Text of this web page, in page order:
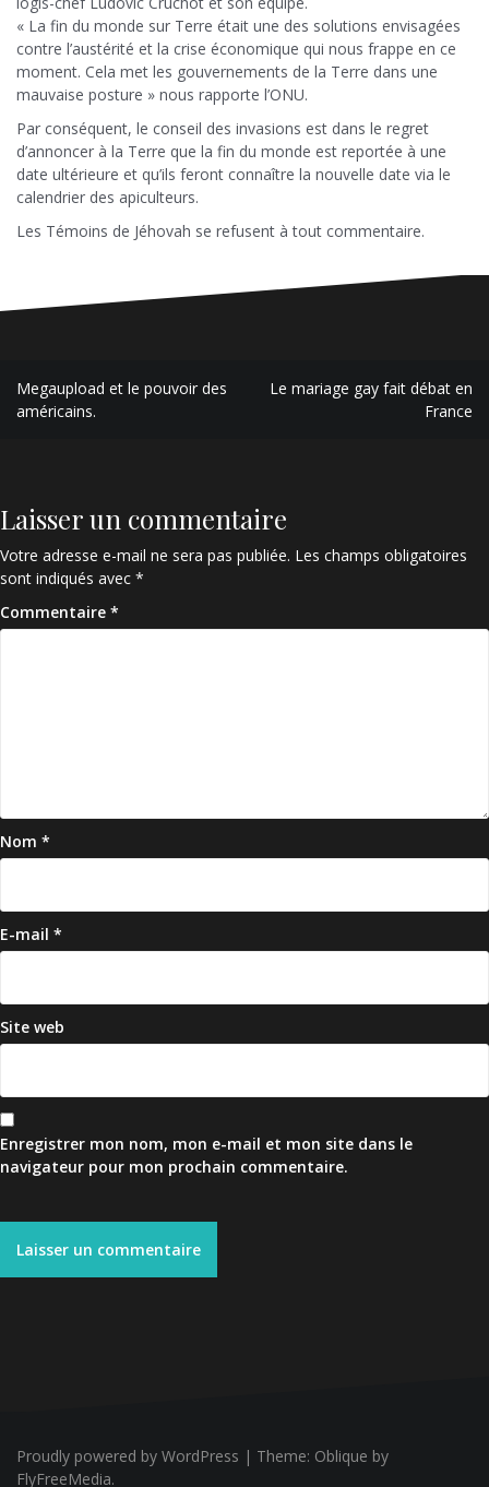
« La fin du monde sur Terre était une des solutions envisagées
contre l’austérité et la crise économique qui nous frappe en ce
moment. Cela met les gouvernements de la Terre dans une
mauvaise posture » nous rapporte l’ONU.
Par conséquent, le conseil des invasions est dans le regret
d’annoncer à la Terre que la fin du monde est reportée à une
date ultérieure et qu’ils feront connaître la nouvelle date via le
calendrier des apiculteurs.
Les Témoins de Jéhovah se refusent à tout commentaire.
Navigation
de
Megaupload et le pouvoir des
américains.
Le mariage gay fait débat en
France
Laisser un commentaire
Votre adresse e-mail ne sera pas publiée. Les champs obligatoires
sont indiqués avec *
Commentaire *
Nom *
E-mail *
Site web
Enregistrer mon nom, mon e-mail et mon site dans le
navigateur pour mon prochain commentaire.
Proudly powered by WordPress | Theme: Oblique by
FlyFreeMedia.